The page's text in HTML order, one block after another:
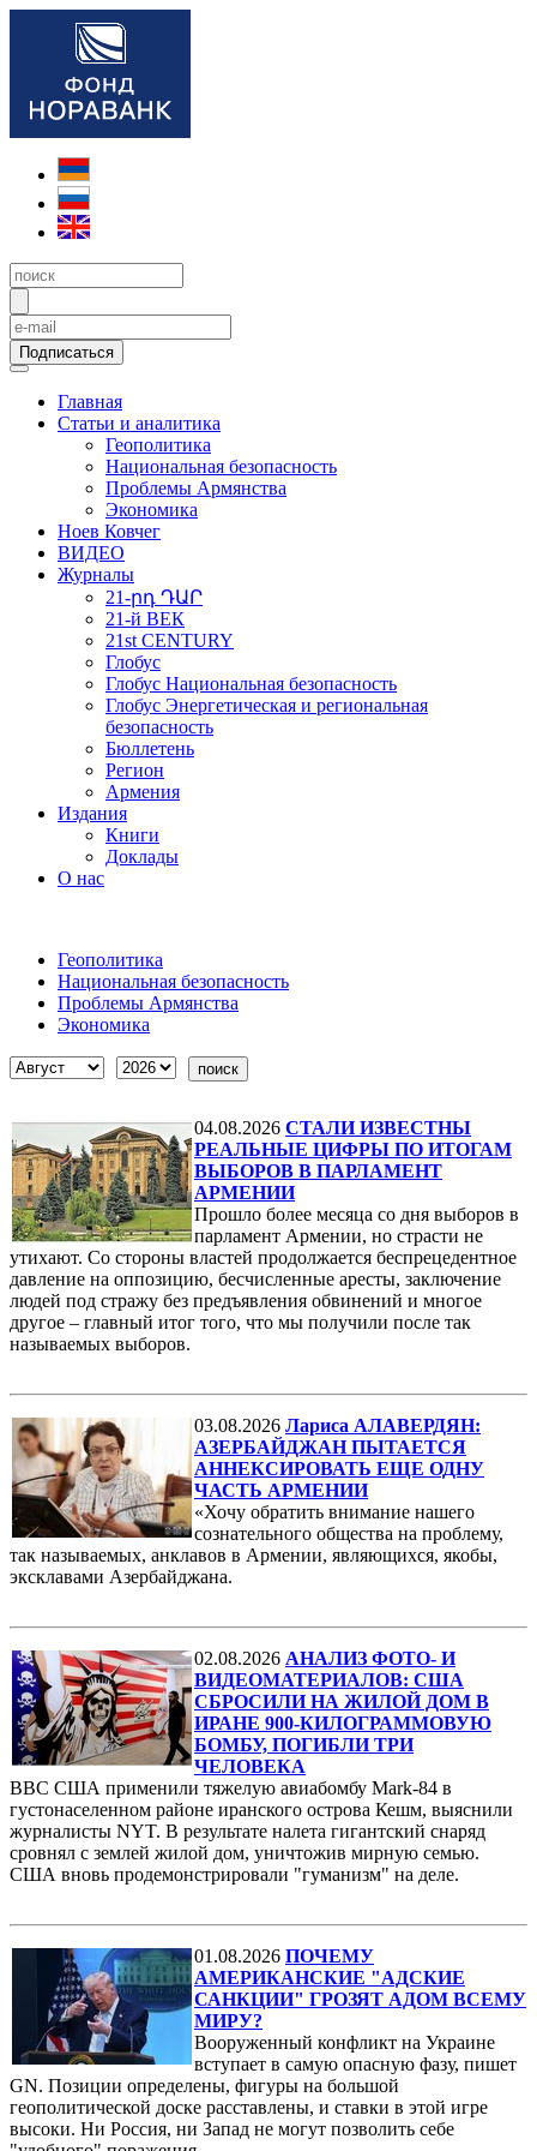
Подписаться
Главная
Статьи и аналитика
Геополитика
Национальная безопасность
Проблемы Армянства
Экономика
Ноев Ковчег
ВИДЕО
Журналы
21-րդ ԴԱՐ
21-й ВЕК
21st CENTURY
Глобус
Глобус Национальная безопасность
Глобус Энергетическая и региональная
безопасность
Бюллетень
Регион
Армения
Издания
Книги
Доклады
О нас
Геополитика
Национальная безопасность
Проблемы Армянства
Экономика
04.08.2026 СТАЛИ ИЗВЕСТНЫ
РЕАЛЬНЫЕ ЦИФРЫ ПО ИТОГАМ
ВЫБОРОВ В ПАРЛАМЕНТ
АРМЕНИИ
Прошло более месяца со дня выборов в
парламент Армении, но страсти не
утихают. Со стороны властей продолжается беспрецедентное
давление на оппозицию, бесчисленные аресты, заключение
людей под стражу без предъявления обвинений и многое
другое – главный итог того, что мы получили после так
называемых выборов.
03.08.2026 Лариса АЛАВЕРДЯН:
АЗЕРБАЙДЖАН ПЫТАЕТСЯ
АННЕКСИРОВАТЬ ЕЩЕ ОДНУ
ЧАСТЬ АРМЕНИИ
«Хочу обратить внимание нашего
сознательного общества на проблему,
так называемых, анклавов в Армении, являющихся, якобы,
эксклавами Азербайджана.
02.08.2026 АНАЛИЗ ФОТО- И
ВИДЕОМАТЕРИАЛОВ: США
СБРОСИЛИ НА ЖИЛОЙ ДОМ В
ИРАНЕ 900-КИЛОГРАММОВУЮ
БОМБУ, ПОГИБЛИ ТРИ
ЧЕЛОВЕКА
ВВС США применили тяжелую авиабомбу Mark-84 в
густонаселенном районе иранского острова Кешм, выяснили
журналисты NYT. В результате налета гигантский снаряд
сровнял с землей жилой дом, уничтожив мирную семью.
США вновь продемонстрировали "гуманизм" на деле.
01.08.2026 ПОЧЕМУ
АМЕРИКАНСКИЕ "АДСКИЕ
САНКЦИИ" ГРОЗЯТ АДОМ ВСЕМУ
МИРУ?
Вооруженный конфликт на Украине
вступает в самую опасную фазу, пишет
GN. Позиции определены, фигуры на большой
геополитической доске расставлены, и ставки в этой игре
высоки. Ни Россия, ни Запад не могут позволить себе